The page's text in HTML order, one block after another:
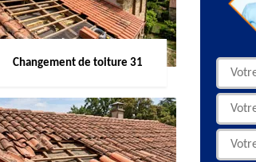
Changement de toiture 31